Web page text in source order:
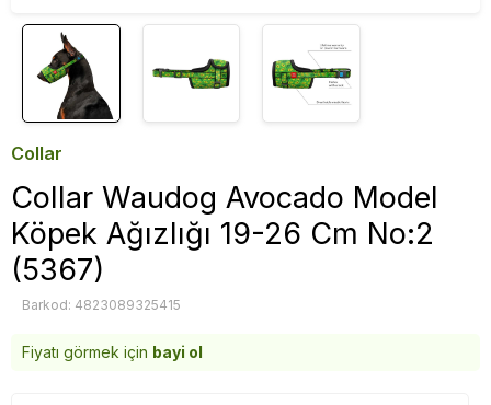
Collar
Collar Waudog Avocado Model
Köpek Ağızlığı 19-26 Cm No:2
(5367)
Barkod: 4823089325415
Fiyatı görmek için bayi ol